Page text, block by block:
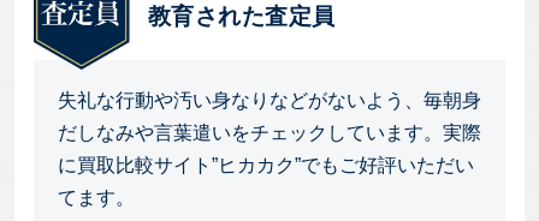
教育された査定員
失礼な行動や汚い身なりなどがないよう、毎朝身
だしなみや言葉遣いをチェックしています。実際
に買取比較サイト”ヒカカク”でもご好評いただい
てます。